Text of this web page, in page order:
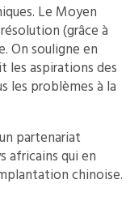
Le Moyen
(grâce à
On souligne en
aspirations des
les problèmes à la
partenariat
africains qui en
chinoise.